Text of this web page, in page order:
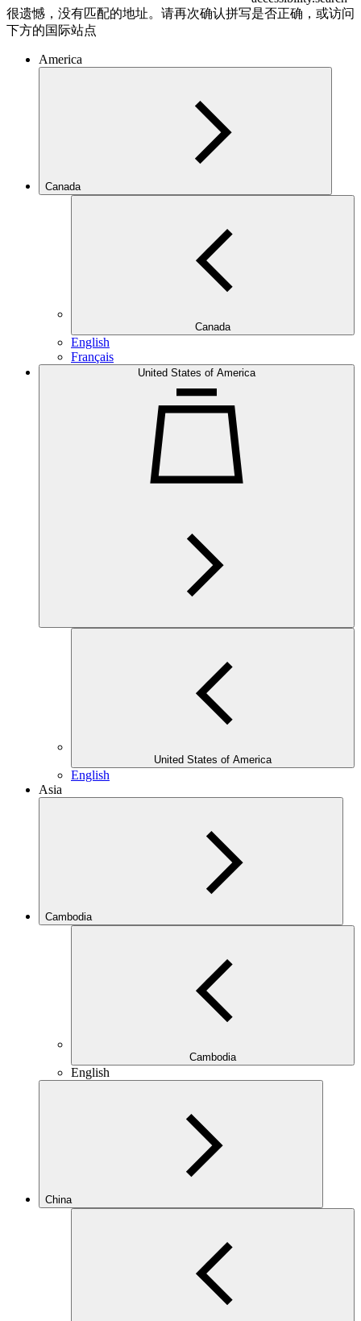
很遗憾，没有匹配的地址。请再次确认拼写是否正确，或访问
下方的国际站点
America
Canada
Canada
English
Français
United States of America
United States of America
English
Asia
Cambodia
Cambodia
English
China